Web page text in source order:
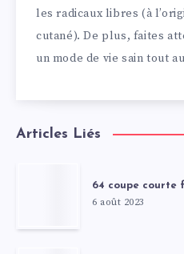
les radicaux libres (à
cutané). De plus, faites
un mode de vie sain tout
Articles Liés
64 coupe courte
6 août 2023